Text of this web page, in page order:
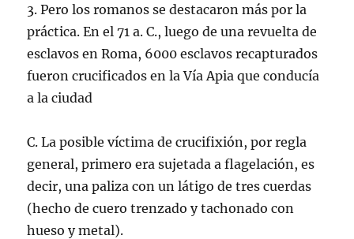
3. Pero los romanos se destacaron más por la
práctica. En el 71 a. C., luego de una revuelta de
esclavos en Roma, 6000 esclavos recapturados
fueron crucificados en la Vía Apia que conducía
a la ciudad
C. La posible víctima de crucifixión, por regla
general, primero era sujetada a flagelación, es
decir, una paliza con un látigo de tres cuerdas
(hecho de cuero trenzado y tachonado con
hueso y metal).